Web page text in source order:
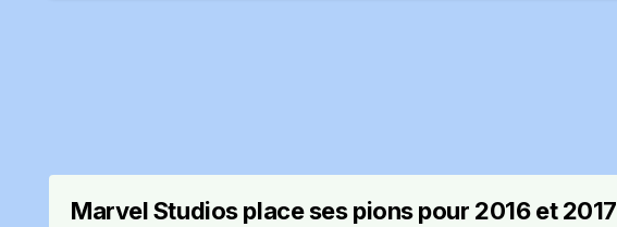
Marvel Studios place ses pions pour 2016 et 2017